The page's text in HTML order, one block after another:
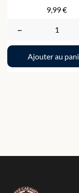
Prix
9,99 €
–
Ajouter au